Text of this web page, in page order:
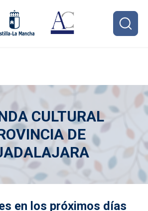
CULTURAL
DE
en los próximos días